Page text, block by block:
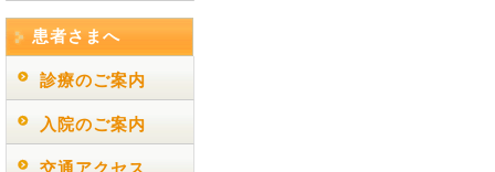
患者さまへ
診療のご案内
入院のご案内
交通アクセス